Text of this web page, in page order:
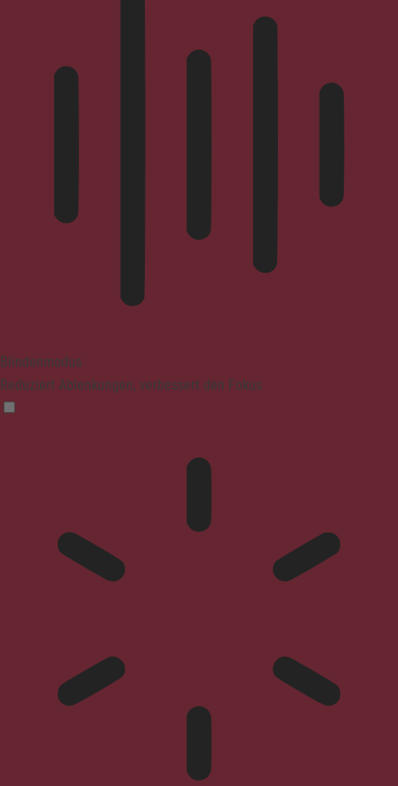
Blindenmodus
Reduziert Ablenkungen, verbessert den Fokus